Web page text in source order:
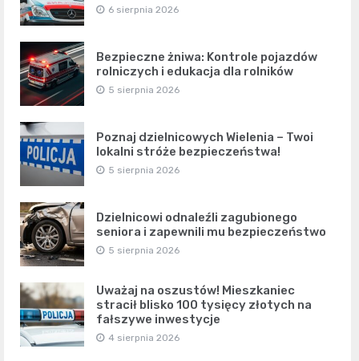
6 sierpnia 2026
Bezpieczne żniwa: Kontrole pojazdów
rolniczych i edukacja dla rolników
5 sierpnia 2026
Poznaj dzielnicowych Wielenia – Twoi
lokalni stróże bezpieczeństwa!
5 sierpnia 2026
Dzielnicowi odnaleźli zagubionego
seniora i zapewnili mu bezpieczeństwo
5 sierpnia 2026
Uważaj na oszustów! Mieszkaniec
stracił blisko 100 tysięcy złotych na
fałszywe inwestycje
4 sierpnia 2026